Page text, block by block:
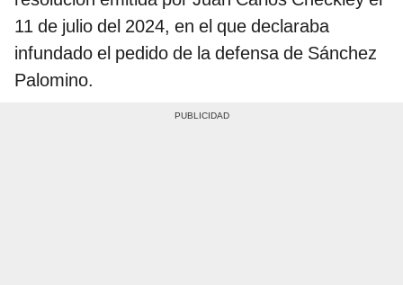
11 de julio del 2024, en el que declaraba
infundado el pedido de la defensa de Sánchez
Palomino.